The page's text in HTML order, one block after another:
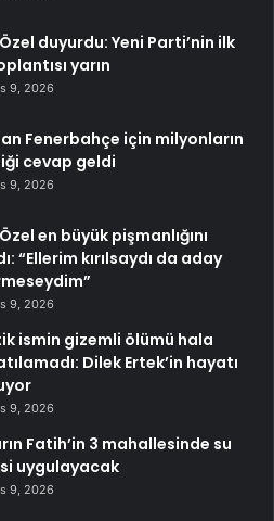
duyurdu: Yeni Parti’nin ilk
yarın
9, 2026
Fenerbahçe için milyonların
cevap geldi
9, 2026
en büyük pişmanlığını
“Ellerim kırılsaydı da aday
9, 2026
ismin gizemli ölümü hala
Dilek Ertek’in hayatı
9, 2026
Fatih’in 3 mahallesinde su
uygulayacak
9, 2026